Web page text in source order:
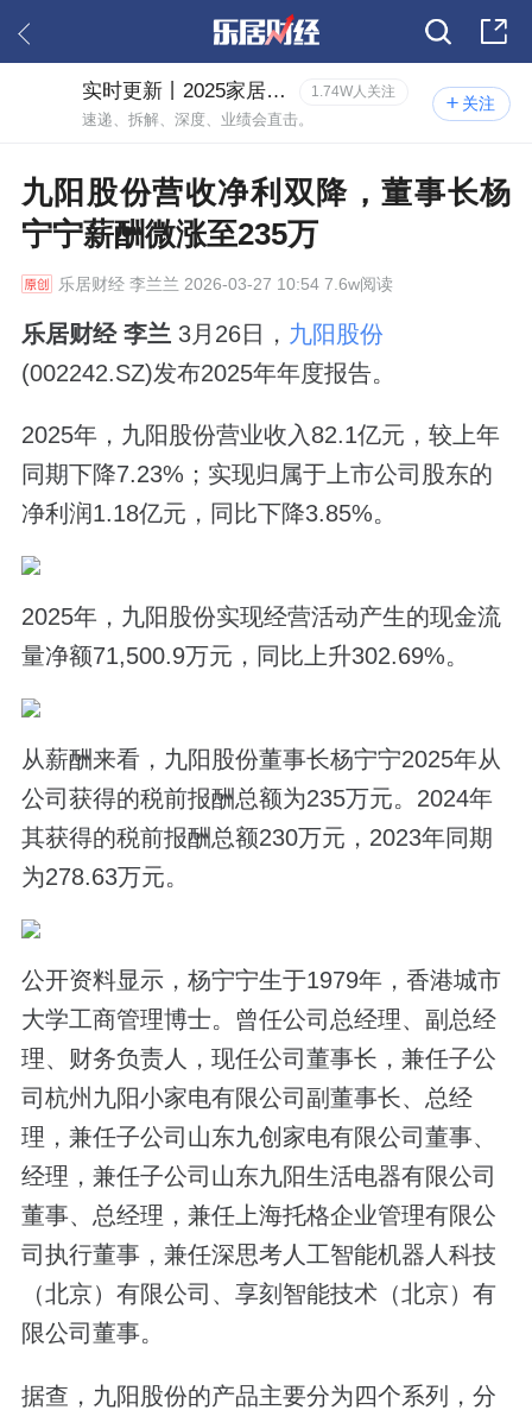
关注
实时更新丨2025家居年报风云 1.74W人关注
速递、拆解、深度、业绩会直击。
九阳股份营收净利双降，董事长杨
宁宁薪酬微涨至235万
乐居财经李兰兰 2026-03-27 10:54 7.6w阅读
乐居财经 李兰 3月26日， 九阳股份
(002242.SZ)发布2025年年度报告。
2025年，九阳股份营业收入82.1亿元，较上年
同期下降7.23%；实现归属于上市公司股东的
净利润1.18亿元，同比下降3.85%。
2025年，九阳股份实现经营活动产生的现金流
量净额71,500.9万元，同比上升302.69%。
从薪酬来看，九阳股份董事长杨宁宁2025年从
公司获得的税前报酬总额为235万元。2024年
其获得的税前报酬总额230万元，2023年同期
为278.63万元。
公开资料显示，杨宁宁生于1979年，香港城市
大学工商管理博士。曾任公司总经理、副总经
理、财务负责人，现任公司董事长，兼任子公
司杭州九阳小家电有限公司副董事长、总经
理，兼任子公司山东九创家电有限公司董事、
经理，兼任子公司山东九阳生活电器有限公司
董事、总经理，兼任上海托格企业管理有限公
司执行董事，兼任深思考人工智能机器人科技
（北京）有限公司、享刻智能技术（北京）有
限公司董事。
据查，九阳股份的产品主要分为四个系列，分